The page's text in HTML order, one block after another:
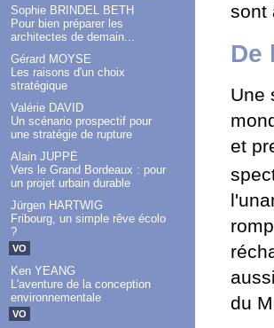
Sophie BRINDEL BETH
Pour bien préparer les
architectes de demain...
Gérard MOYSE
Les raisons d'un choix
stratégique
Valérie DAVID
Un scénario prospectif pour
une stratégie de rupture
Alain JUPPÉ
Vers le Grand Bordeaux : pour
un projet urbain durable
Jürgen HARTWIG
Fribourg, un simple rêve écolo
?
VO
Ken YEANG
L'aventure de la conception
environnementale
VO
sont
De
Une
et
du